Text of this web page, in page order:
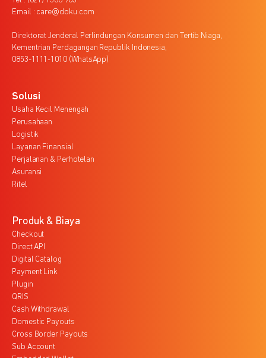
Email : care@doku.com
Direktorat Jenderal Perlindungan Konsumen dan Tertib Niaga,
Kementrian Perdagangan Republik Indonesia,
0853-1111-1010 (WhatsApp)
Solusi
Usaha Kecil Menengah
Perusahaan
Logistik
Layanan Finansial
Perjalanan & Perhotelan
Asuransi
Ritel
Produk & Biaya
Checkout
Direct API
Digital Catalog
Payment Link
Plugin
QRIS
Cash Withdrawal
Domestic Payouts
Cross Border Payouts
Sub Account